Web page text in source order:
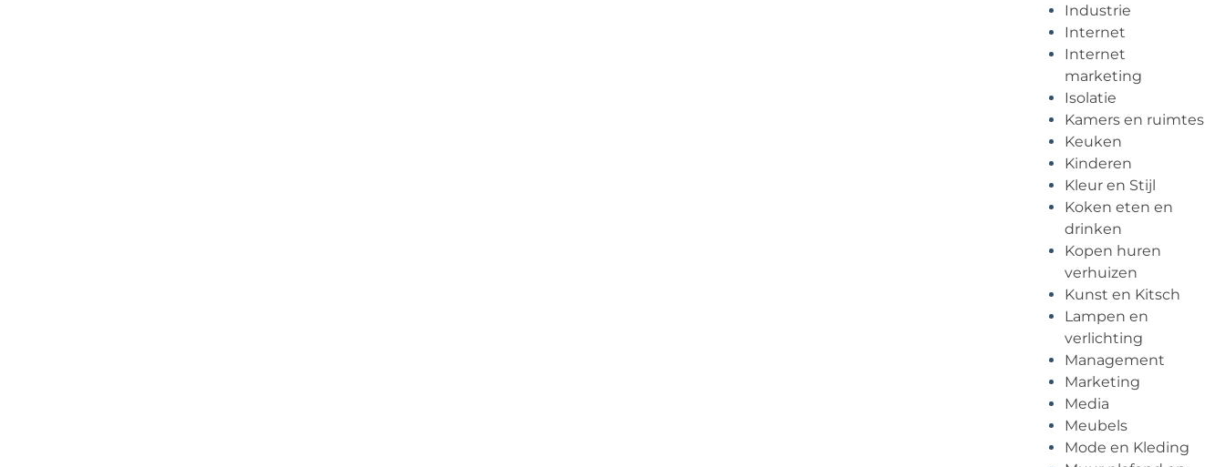
Industrie
Internet
Internet
marketing
Isolatie
Kamers en ruimtes
Keuken
Kinderen
Kleur en Stijl
Koken eten en
drinken
Kopen huren
verhuizen
Kunst en Kitsch
Lampen en
verlichting
Management
Marketing
Media
Meubels
Mode en Kleding